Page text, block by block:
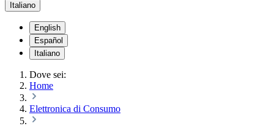
Italiano
English
Español
Italiano
Dove sei:
Home
Elettronica di Consumo